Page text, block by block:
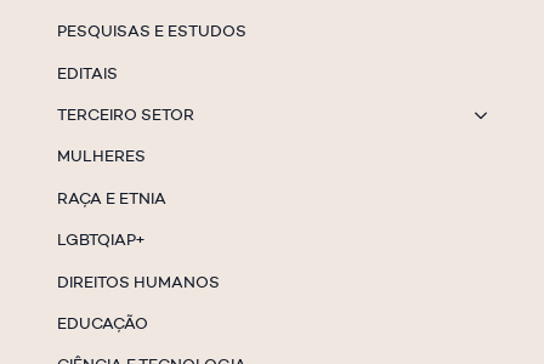
PESQUISAS E ESTUDOS
EDITAIS
TERCEIRO SETOR
MULHERES
RAÇA E ETNIA
LGBTQIAP+
DIREITOS HUMANOS
EDUCAÇÃO